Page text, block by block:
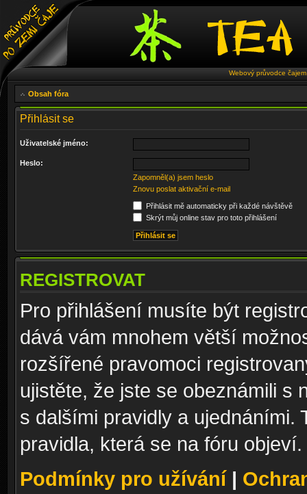
Webový průvodce
Obsah fóra
Přihlásit se
Uživatelské jméno:
Heslo:
Zapomněl(a) jsem heslo
Znovu poslat aktivační e-mail
Přihlásit mě automaticky při každé návštěvě
Skrýt můj online stav pro toto přihlášení
REGISTROVAT
Pro přihlášení musíte být
dává vám mnohem větší
rozšířené pravomoci
ujistěte, že jste se obeznámili s
s dalšími pravidly a ujednáními.
pravidla, která se na fóru objeví.
Podmínky pro užívání|